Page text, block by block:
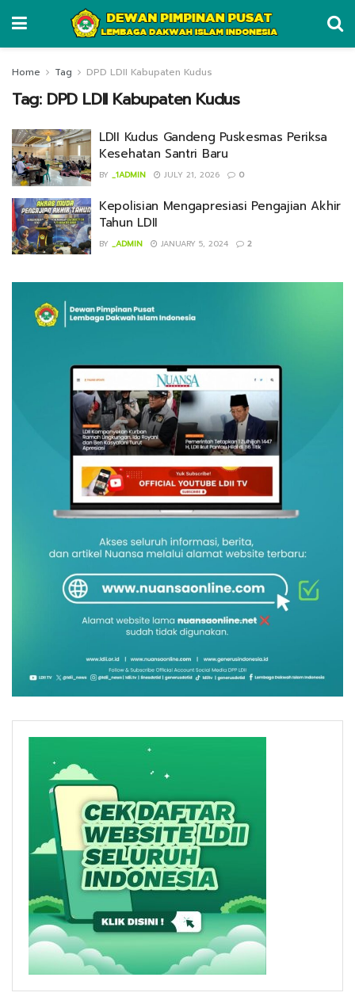
Home Tag DPD LDII Kabupaten Kudus
Tag: DPD LDII Kabupaten Kudus
LDII Kudus Gandeng Puskesmas Periksa
Kesehatan Santri Baru
BY _1ADMIN JULY 21, 2026 0
Kepolisian Mengapresiasi Pengajian Akhir
Tahun LDII
BY _ADMIN JANUARY 5, 2024 2